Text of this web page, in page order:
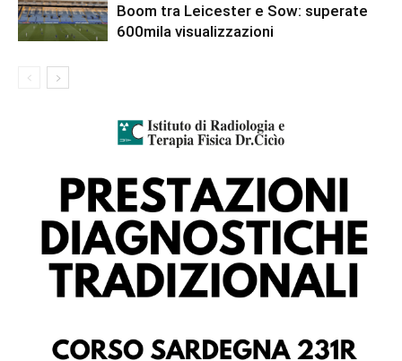
Boom tra Leicester e Sow: superate
600mila visualizzazioni